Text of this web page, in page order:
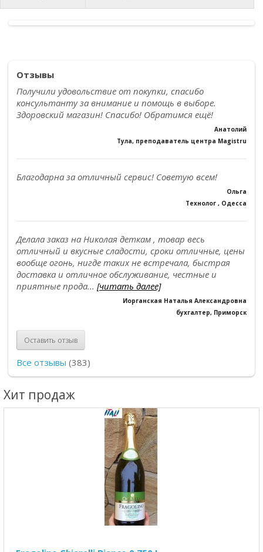
Отзывы
Получили удовольствие от покупки, спасибо
консультанту за внимание и помощь в выборе.
Здоровский магазин! Спасибо! Обратимся ещё!
Анатолий
Тула, преподаватель центра Magistru
Благодарна за отличный сервис! Советую всем!
Ольга
Технолог , Одесса
Делала заказ на Николая деткам , товар весь
отличный и вкусные сладости, сроки отличные, цены
вообще огонь, нигде таких не встречала, быстрая
доставка и отличное обслуживание, честные и
приятные прода... [читать далее]
Иорганская Наталья Александровна
бухгалтер, Приморск
Оставить отзыв
Все отзывы (383)
Хит продаж